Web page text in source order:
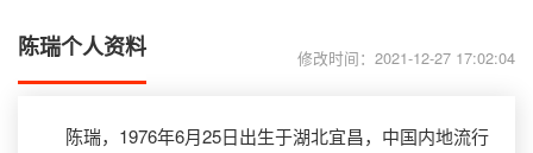
陈瑞个人资料 修改时间：2021-12-27 17:02:04
陈瑞，1976年6月25日出生于湖北宜昌，中国内地流行